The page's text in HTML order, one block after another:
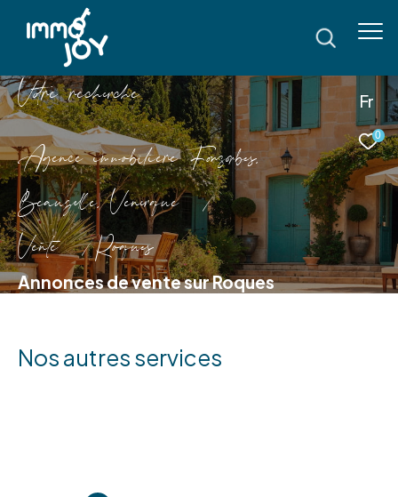
Fr
0
Vore recece
Agence immobilière Fonsorbes,
Beauzelle, Venerque
Vente
Roques
Annonces de vente sur Roques
Nos autres services